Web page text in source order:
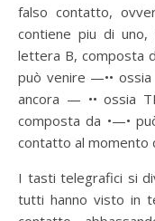
falso contatto,
contiene piu di
lettera B, composta
può venire —••
ancora — •• ossia
composta da •—•
contatto al momento
I tasti telegrafici si
tutti hanno visto in